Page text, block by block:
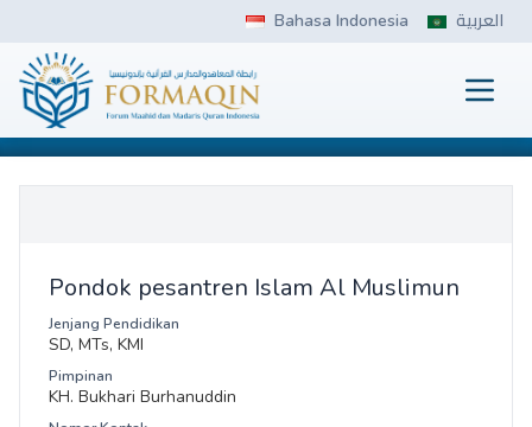
content
Bahasa Indonesia العربية
FORMAQIN
Pondok pesantren Islam Al Muslimun
Jenjang Pendidikan
SD, MTs, KMI
Pimpinan
KH. Bukhari Burhanuddin